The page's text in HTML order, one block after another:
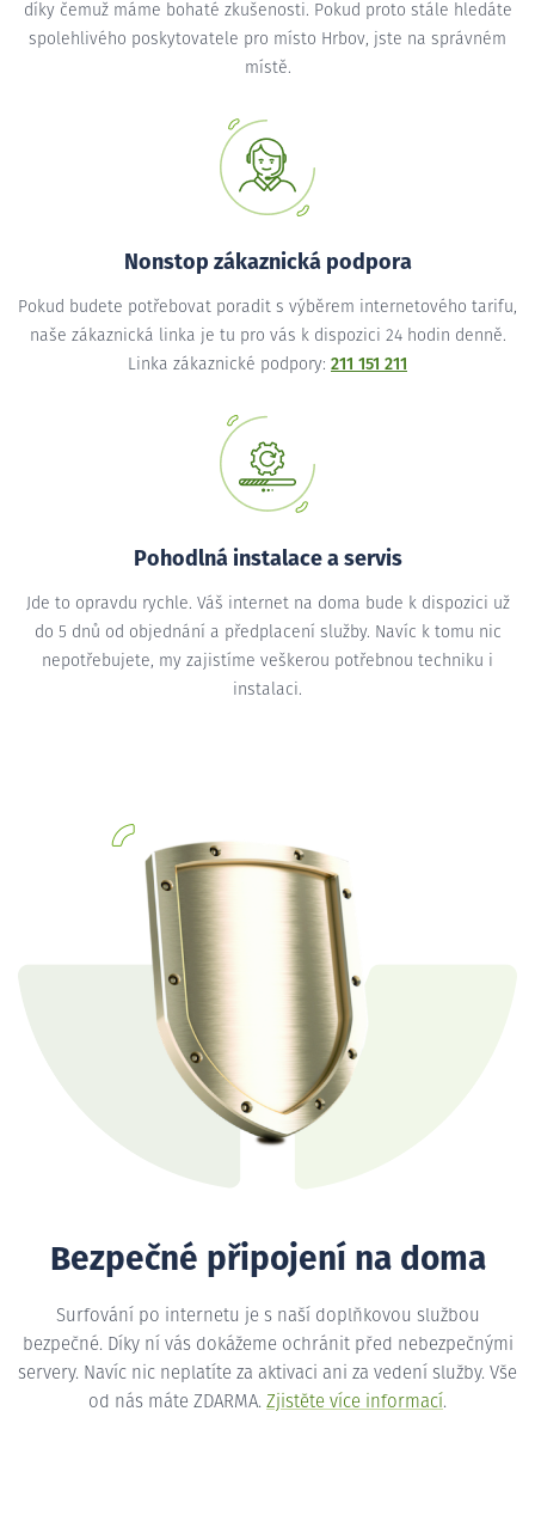
díky čemuž máme bohaté zkušenosti. Pokud proto stále hledáte
spolehlivého poskytovatele pro místo Hrbov, jste na správném
místě.
Nonstop zákaznická podpora
Pokud budete potřebovat poradit s výběrem internetového tarifu,
naše zákaznická linka je tu pro vás k dispozici 24 hodin denně.
Linka zákaznické podpory: 211 151 211
Pohodlná instalace a servis
Jde to opravdu rychle. Váš internet na doma bude k dispozici už
do 5 dnů od objednání a předplacení služby. Navíc k tomu nic
nepotřebujete, my zajistíme veškerou potřebnou techniku i
instalaci.
Bezpečné připojení na doma
Surfování po internetu je s naší doplňkovou službou
bezpečné. Díky ní vás dokážeme ochránit před nebezpečnými
servery. Navíc nic neplatíte za aktivaci ani za vedení služby. Vše
od nás máte ZDARMA. Zjistěte více informací.